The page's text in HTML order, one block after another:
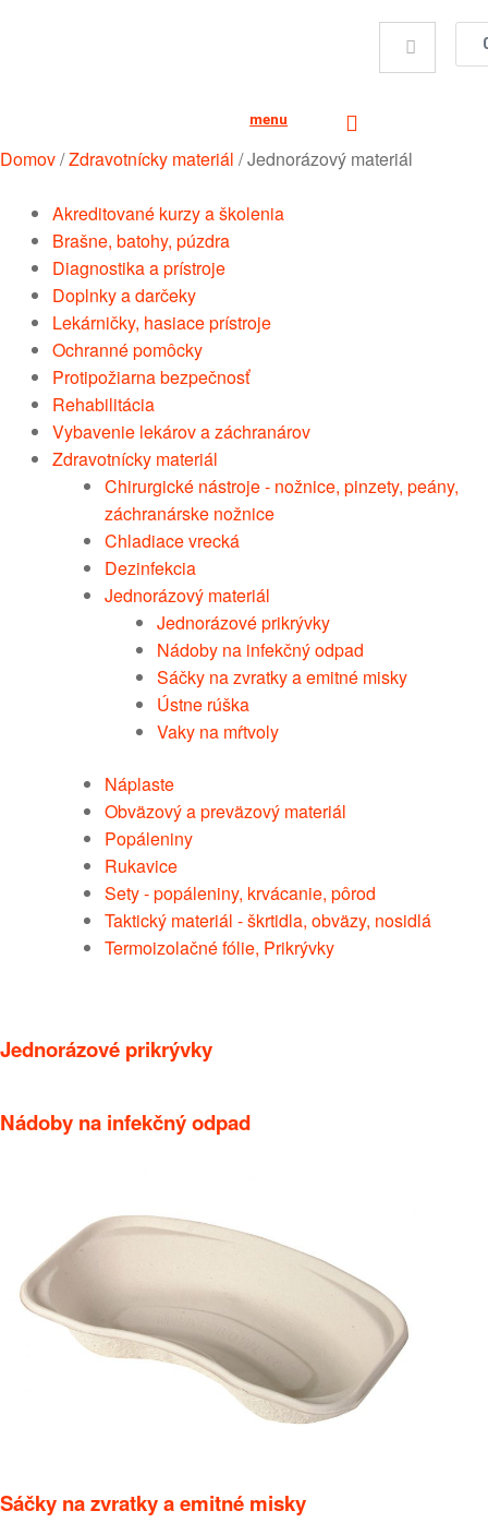
menu
Domov/Zdravotnícky materiál /Jednorázový materiál
Akreditované kurzy a školenia
Brašne, batohy, púzdra
Diagnostika a prístroje
Doplnky a darčeky
Lekárničky, hasiace prístroje
Ochranné pomôcky
Protipožiarna bezpečnosť
Rehabilitácia
Vybavenie lekárov a záchranárov
Zdravotnícky materiál
Chirurgické nástroje - nožnice, pinzety, peány,
záchranárske nožnice
Chladiace vrecká
Dezinfekcia
Jednorázový materiál
Jednorázové prikrývky
Nádoby na infekčný odpad
Sáčky na zvratky a emitné misky
Ústne rúška
Vaky na mŕtvoly
Náplaste
Obväzový a preväzový materiál
Popáleniny
Rukavice
Sety - popáleniny, krvácanie, pôrod
Taktický materiál - škrtidla, obväzy, nosidlá
Termoizolačné fólie, Prikrývky
Jednorázové prikrývky
Nádoby na infekčný odpad
Sáčky na zvratky a emitné misky